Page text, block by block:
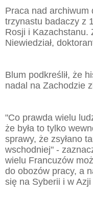
Praca nad archiwum
trzynastu badaczy z
Rosji i Kazachstanu.
Niewiedział,
Blum podkreślił, że
nadal na Zachodzie
"Co prawda wielu
że była to tylko
sprawy, że zsyłano
wschodniej" -
wielu Francuzów
do obozów pracy, a
się na Syberii i w